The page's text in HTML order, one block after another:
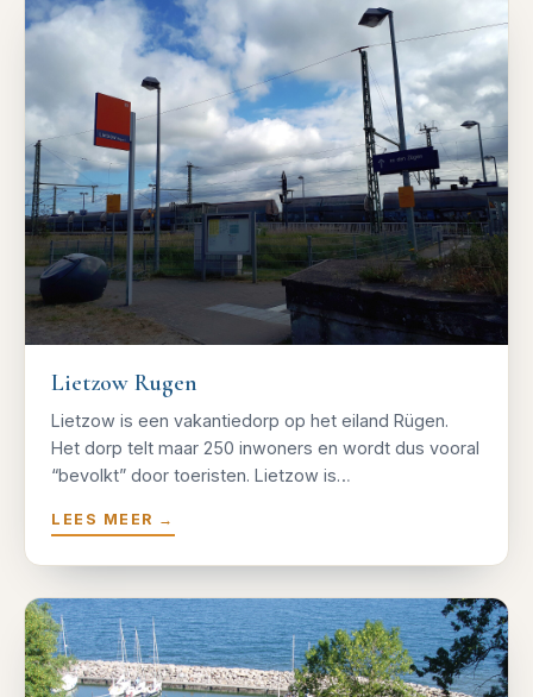
Lietzow Rugen
Lietzow is een vakantiedorp op het eiland Rügen.
Het dorp telt maar 250 inwoners en wordt dus vooral
“bevolkt” door toeristen. Lietzow is…
LEES MEER →